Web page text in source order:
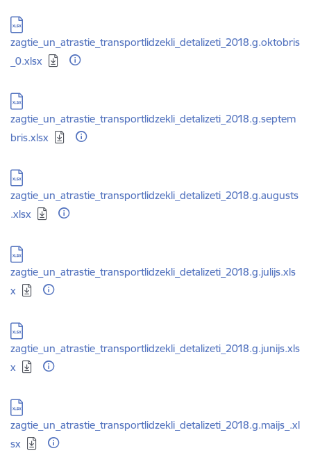
Lejupielādēt:
zagtie_un_atrastie_transportlidzekli_detalizeti_2018.g.oktobris
_0.xlsx
Lejupielādēt:
zagtie_un_atrastie_transportlidzekli_detalizeti_2018.g.septem
bris.xlsx
Lejupielādēt:
zagtie_un_atrastie_transportlidzekli_detalizeti_2018.g.augusts
.xlsx
Lejupielādēt:
zagtie_un_atrastie_transportlidzekli_detalizeti_2018.g.julijs.xls
x
Lejupielādēt:
zagtie_un_atrastie_transportlidzekli_detalizeti_2018.g.junijs.xls
x
Lejupielādēt:
zagtie_un_atrastie_transportlidzekli_detalizeti_2018.g.maijs_.xl
sx